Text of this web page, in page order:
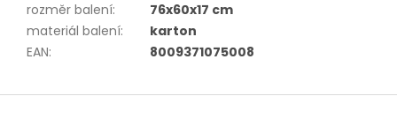
rozměr balení:
76x60x17 cm
materiál balení:
karton
EAN: 8009371075008
Z